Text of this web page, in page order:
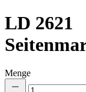
LD 2621
Menge